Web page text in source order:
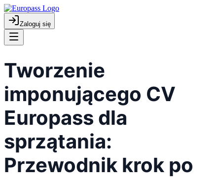
Zaloguj się
Tworzenie
imponującego CV
Europass dla
sprzątania:
Przewodnik krok po